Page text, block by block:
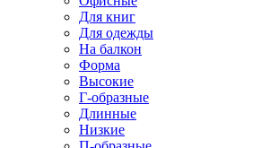
Для книг
Для одежды
На балкон
Форма
Высокие
Г-образные
Длинные
Низкие